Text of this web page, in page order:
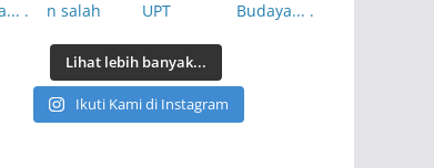
Lihat lebih banyak...
Ikuti Kami di Instagram